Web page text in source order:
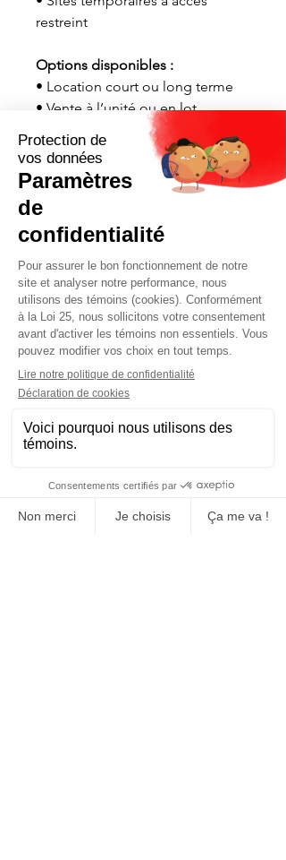
restreint
Options disponibles :
• Location court ou long terme
• Vente à l’unité ou en lot
• Livraison et installation
disponibles partout au Québec
Contactez-nous maintenant pour
une soumission rapide adaptée à
vos besoins.
Demander soumission maintenant